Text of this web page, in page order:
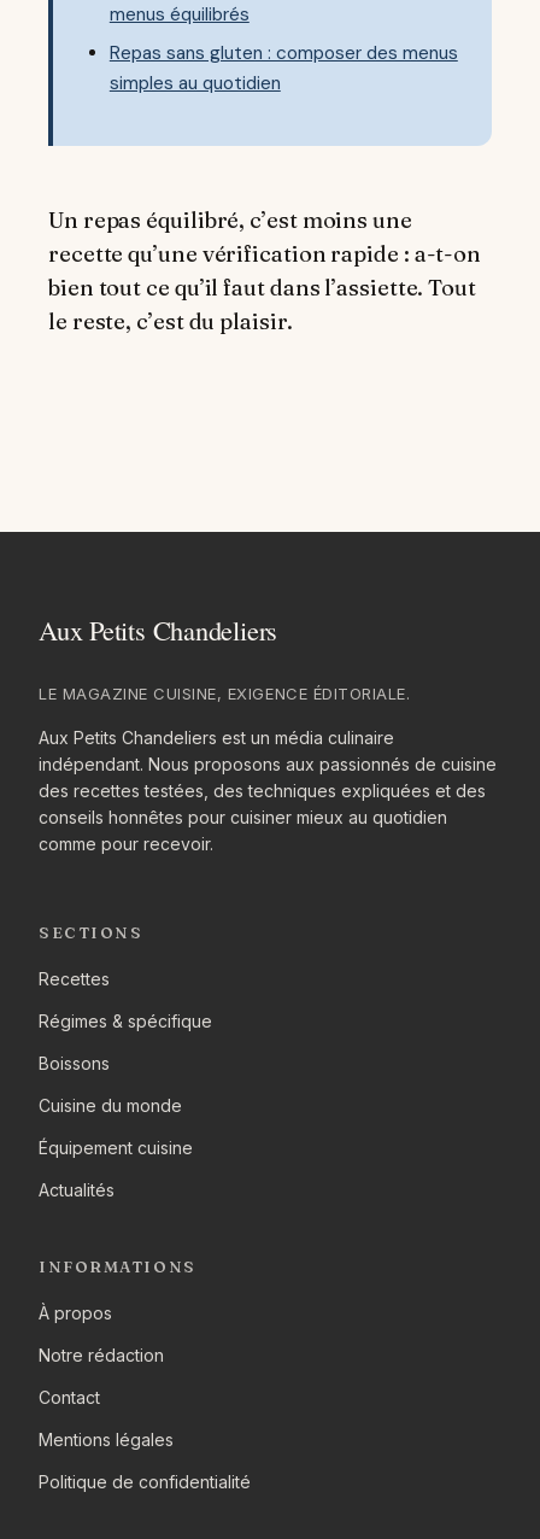
menus équilibrés
Repas sans gluten : composer des menus
simples au quotidien
Un repas équilibré, c’est moins une
recette qu’une vérification rapide : a-t-on
bien tout ce qu’il faut dans l’assiette. Tout
le reste, c’est du plaisir.
LE MAGAZINE CUISINE, EXIGENCE ÉDITORIALE.
Aux Petits Chandeliers est un média culinaire
indépendant. Nous proposons aux passionnés de cuisine
des recettes testées, des techniques expliquées et des
conseils honnêtes pour cuisiner mieux au quotidien
comme pour recevoir.
SECTIONS
Recettes
Régimes & spécifique
Boissons
Cuisine du monde
Équipement cuisine
Actualités
INFORMATIONS
À propos
Notre rédaction
Contact
Mentions légales
Politique de confidentialité